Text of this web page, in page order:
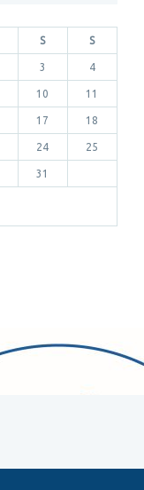
S S
3 4
10 11
17 18
24 25
31